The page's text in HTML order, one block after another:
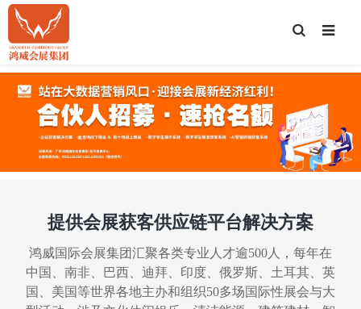
T
o
l
a
r
c
h
提供会展获客供应链平台解决方案
鸿威国际会展集团汇聚各类专业人才逾500人，每年在
中国、南非、巴西、迪拜、印度、俄罗斯、土耳其、英
国、美国等世界各地主办和组织50多场国际性展会与大